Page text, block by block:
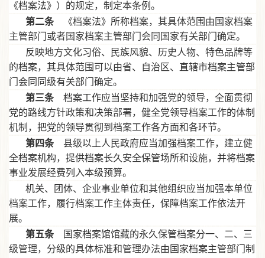
《档案法》）的规定，制定本条例。
第二条 《档案法》所称档案，其具体范围由国家档案
主管部门或者国家档案主管部门会同国家有关部门确定。
反映地方文化习俗、民族风貌、历史人物、特色品牌等
的档案，其具体范围可以由省、自治区、直辖市档案主管部
门会同同级有关部门确定。
第三条 档案工作应当坚持和加强党的领导，全面贯彻
党的路线方针政策和决策部署，健全党领导档案工作的体制
机制，把党的领导贯彻到档案工作各方面和各环节。
第四条 县级以上人民政府应当加强档案工作，建立健
全档案机构，提供档案长久安全保管场所和设施，并将档案
事业发展经费列入本级预算。
机关、团体、企业事业单位和其他组织应当加强本单位
档案工作，履行档案工作主体责任，保障档案工作依法开
展。
第五条 国家档案馆馆藏的永久保管档案分一、二、三
级管理，分级的具体标准和管理办法由国家档案主管部门制